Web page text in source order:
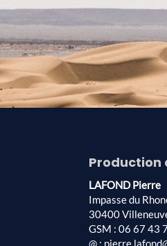
Production
LAFOND Pierre
Impasse du
30400
GSM : 06 67 43
@ :